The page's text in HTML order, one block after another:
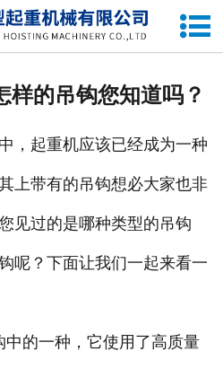
网站首页
企业容貌
联系我们
样的吊钩您知道吗？
起重机应该已经成为一种
上带有的吊钩想必大家也非
见过的是哪种类型的吊钩
呢？下面让我们一起来看一
的一种，它使用了高质量